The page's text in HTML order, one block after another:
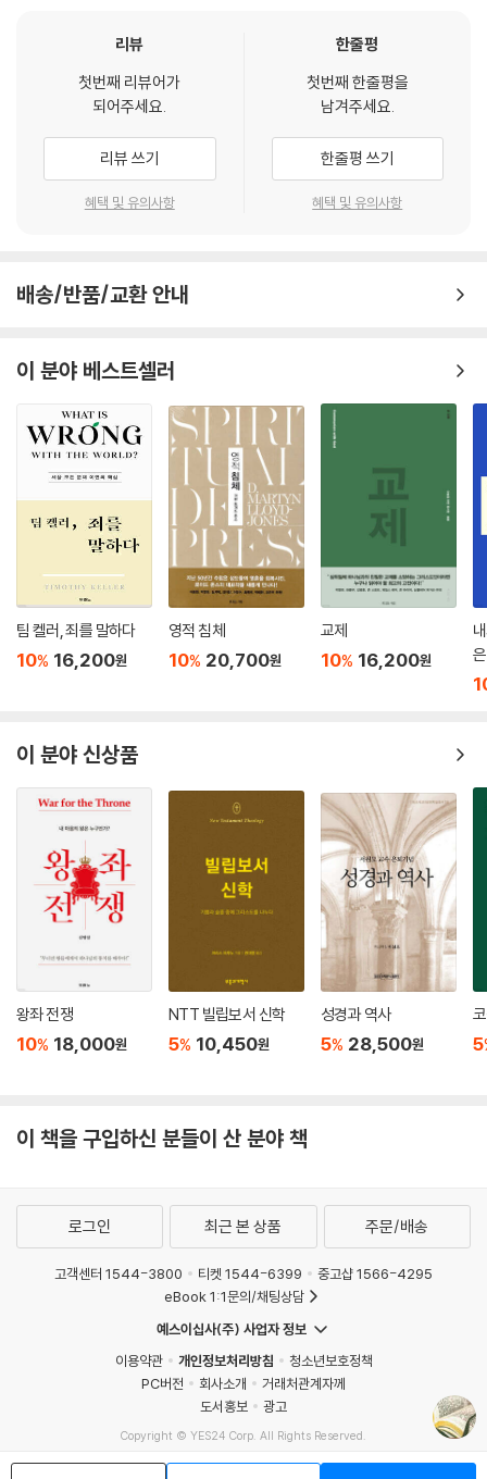
리뷰
첫번째 리뷰어가
되어주세요.
리뷰 쓰기
혜택 및 유의사항
한줄평
첫번째 한줄평을
남겨주세요.
한줄평 쓰기
혜택 및 유의사항
배송/반품/교환 안내
이 분야 베스트셀러
팀 켈러, 죄를 말하다
10% 16,200원
영적 침체
10% 20,700원
교제
10% 16,200원
이 분야 신상품
왕좌 전쟁
10% 18,000원
NTT 빌립보서 신학
5% 10,450원
성경과 역사
5% 28,500원 5
이 책을 구입하신 분들이 산 분야 책
로그인 최근 본 상품 주문/배송
고객센터 1544-3800 티켓 1544-6399
중고샵 1566-4295
eBook 1:1문의/채팅상담
예스이십사(주) 사업자 정보
이용약관
개인정보처리방침
청소년보호정책
PC버전
회사소개
거래처관계자께
도서홍보
광고
Copyright © YES24 Corp. All Rights Reserved.